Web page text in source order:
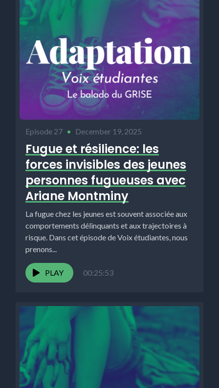
Episode 27 • December 19, 2025
Fugue et résilience: les
forces invisibles des jeunes
personnes fugueuses avec
Ariane Montminy
La fugue chez les jeunes est souvent associée aux
comportements délinquants et aux trajectoires à
risque. Dans cet épisode de Voix étudiantes, nous
prenons...
PLAY 00:25:53